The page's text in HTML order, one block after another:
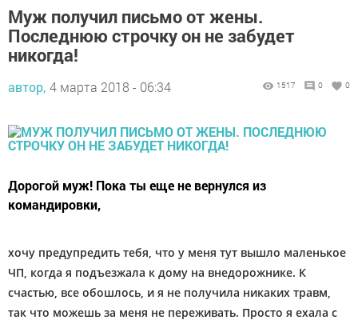
Муж получил письмо от жены.
Последнюю строчку он не забудет
никогда!
автор, 4 марта 2018 - 06:34 1517 0 0
Дорогой муж! Пока ты еще не вернулся из
командировки,
хочу предупредить тебя, что у меня тут вышло маленькое
ЧП, когда я подъезжала к дому на внедорожнике. К
счастью, все обошлось, и я не получила никаких травм,
так что можешь за меня не переживать. Просто я ехала с